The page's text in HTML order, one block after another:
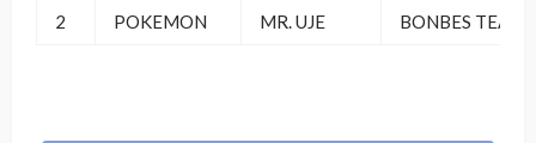
2 POKEMON MR. UJE BONBES TEAM